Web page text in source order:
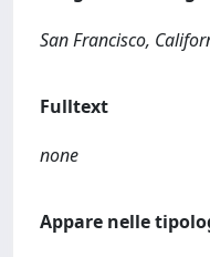
San Francisco,
Fulltext
none
Appare nelle